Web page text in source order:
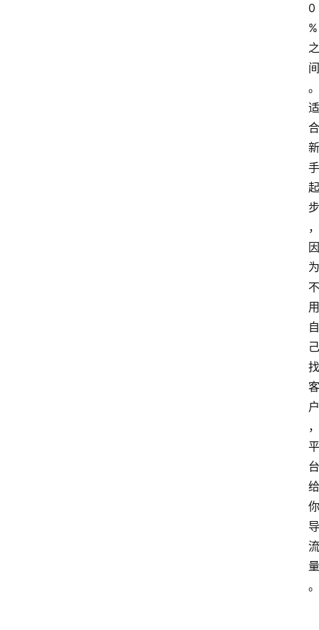
0
%
之
间
。
适
合
新
手
起
步
，
因
为
不
用
自
己
找
客
户
，
平
台
给
你
导
流
量
。